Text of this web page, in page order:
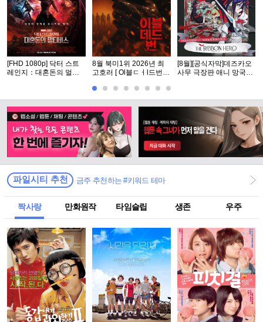
[FHD 1080p] 닥터 스트
레인지：대혼돈의 멀티
8월 북미1위 2026년 최
고호러 [ Ol블ㄷㅓl드번 ]
[8월][공식자막]데즈카오
사무 극장판 애니 망국의
파일시티 추천 금주 추천하는 #키워드 테마
짝사랑 만화원작 타임슬립 생존 우주